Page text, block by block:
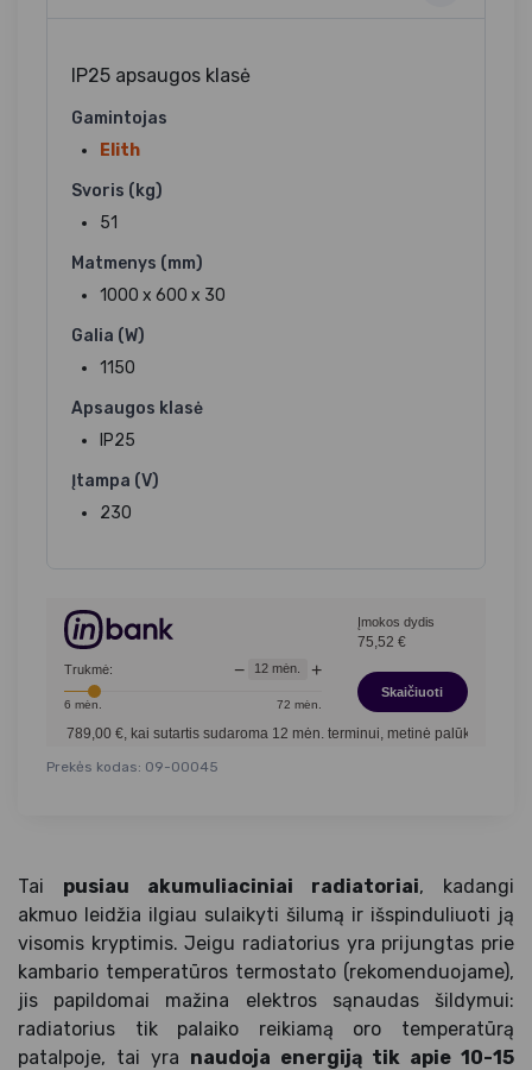
IP25 apsaugos klasė
Gamintojas
Elith
Svoris (kg)
51
Matmenys (mm)
1000 x 600 x 30
Galia (W)
1150
Apsaugos klasė
IP25
Įtampa (V)
230
Trukmė: − 12 mėn. +
6 mėn. 72 mėn.
Įmokos dydis
75,52 €
Skaičiuoti
€, kai sutartis sudaroma12mėn. terminui, metinė palūkanų norma –12,90
Prekės kodas: 09-00045
Tai pusiau akumuliaciniai radiatoriai, kadangi
akmuo leidžia ilgiau sulaikyti šilumą ir išspinduliuoti ją
visomis kryptimis. Jeigu radiatorius yra prijungtas prie
kambario temperatūros termostato (rekomenduojame),
jis papildomai mažina elektros sąnaudas šildymui:
radiatorius tik palaiko reikiamą oro temperatūrą
patalpoje, tai yra naudoja energiją tik apie 10-15